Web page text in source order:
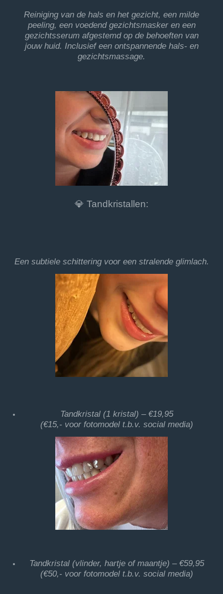
Reiniging van de hals en het gezicht, een milde
peeling, een voedend gezichtsmasker en een
gezichtsserum afgestemd op de behoeften van
jouw huid. Inclusief een ontspannende hals- en
gezichtsmassage.
💎 Tandkristallen:
Een subtiele schittering voor een stralende glimlach.
Tandkristal (1 kristal) – €19,95
(€15,- voor fotomodel t.b.v. social media)
Tandkristal (vlinder, hartje of maantje) – €59,95
(€50,- voor fotomodel t.b.v. social media)